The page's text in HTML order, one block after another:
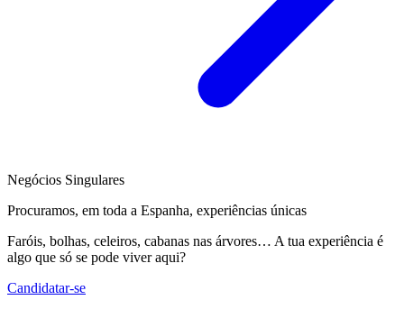
Negócios Singulares
Procuramos, em toda a Espanha, experiências únicas
Faróis, bolhas, celeiros, cabanas nas árvores… A tua experiência é
algo que só se pode viver aqui?
Candidatar-se